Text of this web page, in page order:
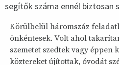
segítők száma ennél biztosan
Körülbelül háromszáz
önkéntesek. Volt ahol
szemetet szedtek vagy éppen
köztereket újítottak, óvodát